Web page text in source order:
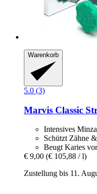
Warenkorb
5.0 (3)
Marvis Classic
Intensives
Schützt Zähne
Beugt Karies vor
€ 9,00 (€ 105,88 / l)
Zustellung bis 11.